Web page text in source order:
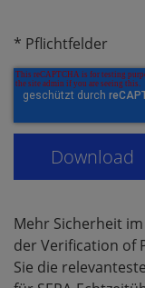
* Pflichtfelder
Mehr Sicherheit
der Verification of
Sie die